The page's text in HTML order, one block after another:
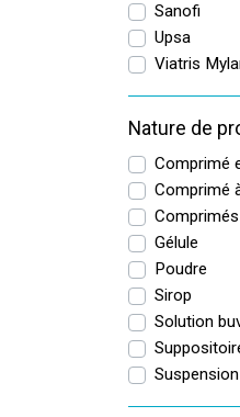
Sanofi
Upsa
Viatris
Nature de
Comprimé
Comprimé
Gélule
Poudre
Sirop
Solution